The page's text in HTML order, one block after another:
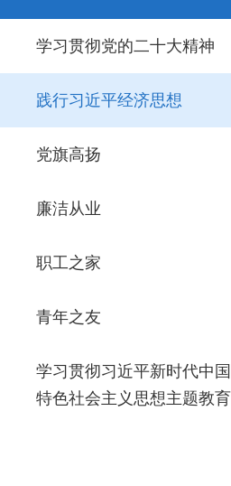
学习贯彻党的二十大精神
践行习近平经济思想
党旗高扬
廉洁从业
职工之家
青年之友
学习贯彻习近平新时代中国
特色社会主义思想主题教育